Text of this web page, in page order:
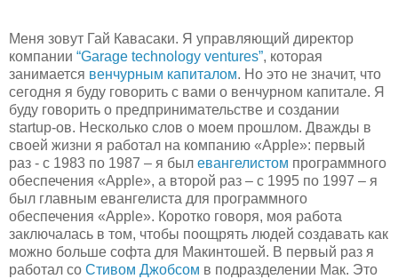
Меня зовут Гай Кавасаки. Я управляющий директор
компании “Garage technology ventures”, которая
занимается венчурным капиталом. Но это не значит, что
сегодня я буду говорить с вами о венчурном капитале. Я
буду говорить о предпринимательстве и создании
startup-ов. Несколько слов о моем прошлом. Дважды в
своей жизни я работал на компанию «Apple»: первый
раз - с 1983 по 1987 – я был евангелистом программного
обеспечения «Apple», а второй раз – с 1995 по 1997 – я
был главным евангелиста для программного
обеспечения «Apple». Коротко говоря, моя работа
заключалась в том, чтобы поощрять людей создавать как
можно больше софта для Макинтошей. В первый раз я
работал со Стивом Джобсом в подразделении Мак. Это